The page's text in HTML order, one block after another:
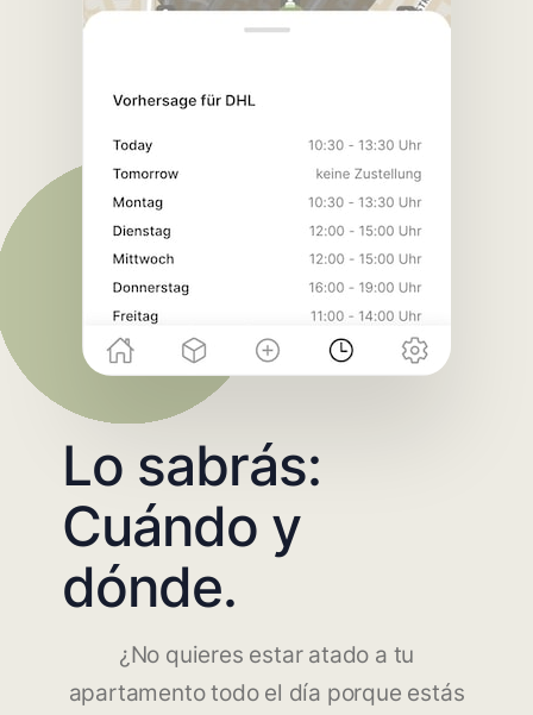
Lo sabrás:
Cuándo y
dónde.
¿No quieres estar atado a tu
apartamento todo el día porque estás